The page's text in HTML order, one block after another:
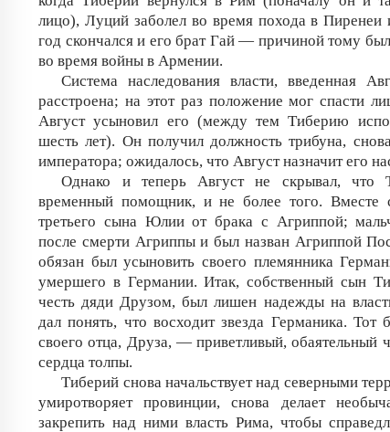
лицо), Луций заболел во время похода в Пиренеи
год скончался и его брат Гай — причиной тому
во время войны в Армении.
Система наследования власти, введенная
расстроена; на этот раз положение мог спасти
Август усыновил его (между тем Тиберию
шесть лет). Он получил должность трибуна,
императора; ожидалось, что Август назначит его
Однако и теперь Август не скрывал, что
временный помощник, и не более того.
третьего сына Юлии от брака с Агриппой;
после смерти Агриппы и был назван Агриппой
обязан был усыновить своего племянника
умершего в Германии. Итак, собственный сын
честь дяди Друзом, был лишен надежды на
дал понять, что восходит звезда Германика.
своего отца, Друза, — приветливый, обаятельный
сердца толпы.
Тиберий снова начальствует над северными
умиротворяет провинции, снова делает
закрепить над ними власть Рима, чтобы